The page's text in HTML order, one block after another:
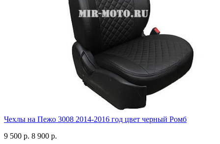
Чехлы на Пежо 3008 2014-2016 год цвет черный Ромб
9 500 р. 8 900 р.